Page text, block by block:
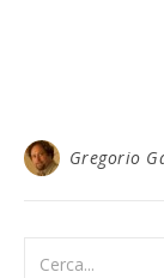
Gregorio